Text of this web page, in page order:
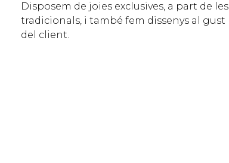
Disposem de joies exclusives, a part de les
tradicionals, i també fem dissenys al gust
del client.